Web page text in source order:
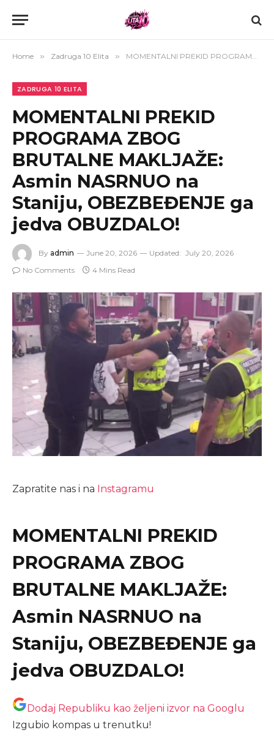
Home » Zadruga 10 Elita » MOMENTALNI PREKID PROGRAMA ZBOG BRUTALNE MAKLJAŽE: Asmin NASRNUO na Staniju, OBEZBEĐENJE ga jedva OBUZDALO!
ZADRUGA 10 ELITA
MOMENTALNI PREKID
PROGRAMA ZBOG
BRUTALNE MAKLJAŽE:
Asmin NASRNUO na
Staniju, OBEZBEĐENJE ga
jedva OBUZDALO!
By admin June 20, 2026 Updated: July 20, 2026
No Comments
4 Mins Read
Zapratite nas i na Instagramu
MOMENTALNI PREKID
PROGRAMA ZBOG
BRUTALNE MAKLJAŽE:
Asmin NASRNUO na
Staniju, OBEZBEĐENJE ga
jedva OBUZDALO!
Dodaj Republiku kao željeni izvor na Googlu
Izgubio kompas u trenutku!